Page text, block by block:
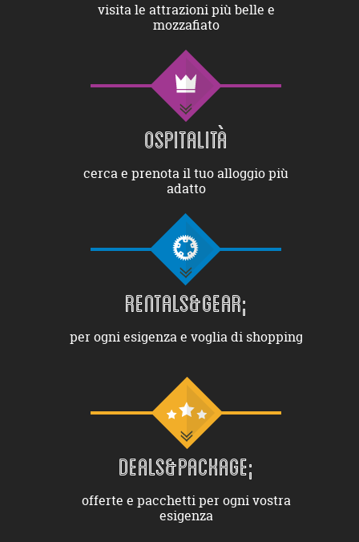
visita le attrazioni più belle e
mozzafiato
OSPITALITÀ
cerca e prenota il tuo alloggio più
adatto
RENTALS&GEAR;
per ogni esigenza e voglia di shopping
DEALS&PACKAGE;
offerte e pacchetti per ogni vostra
esigenza